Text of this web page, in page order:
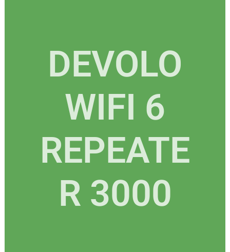
DEVOLO
WIFI 6
REPEATE
R 3000